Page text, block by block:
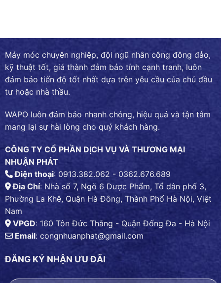
Máy móc chuyên nghiệp, đội ngũ nhân công đông đảo,
kỹ thuật tốt, giá thành đảm bảo tính cạnh tranh, luôn
đảm bảo tiến độ tốt nhất dựa trên yêu cầu của chủ đầu
tư hoặc nhà thầu.
WAPO luôn đảm bảo nhanh chóng, hiệu quả và tận tâm
mang lại sự hài lòng cho quý khách hàng.
CÔNG TY CỔ PHẦN DỊCH VỤ VÀ THƯƠNG MẠI
NHUẬN PHÁT
Điện thoại: 0913.382.062 - 0362.676.689
Địa Chỉ: Nhà số 7, Ngõ 6 Dược Phẩm, Tổ dân phố 3,
Phường La Khê, Quận Hà Đông, Thành Phố Hà Nội, Việt
Nam
VPGD: 160 Tôn Đức Thắng - Quận Đống Đa - Hà Nội
Email: congnhuanphat@gmail.com
ĐĂNG KÝ NHẬN ƯU ĐÃI